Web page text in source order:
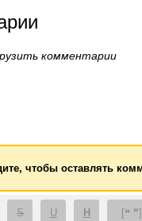
комментарии
чтобы оставлять
S U H [❝ ❞]